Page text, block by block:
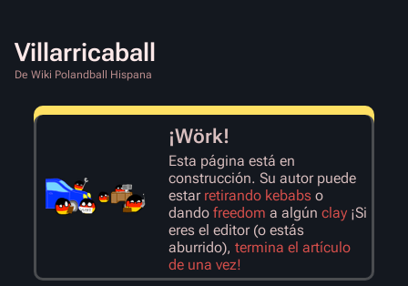
Villarricaball
De Wiki Polandball Hispana
¡Wörk!
Esta página está en
construcción. Su autor puede
estar retirando kebabs o
dando freedom a algún clay ¡Si
eres el editor (o estás
aburrido), termina el artículo
de una vez!